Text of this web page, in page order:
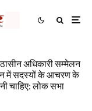
अधिकारी सम्मेलन
में सदस्यों के आचरण के
चाहिए: लोक सभा